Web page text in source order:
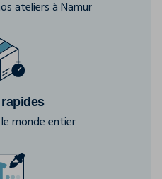
ateliers à Namur
monde entier